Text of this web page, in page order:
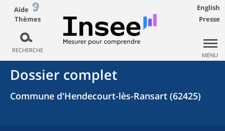
Aide
Thèmes
RECHERCHE
English
Presse
MENU
Dossier complet
Commune d'Hendecourt-lès-Ransart (62425)